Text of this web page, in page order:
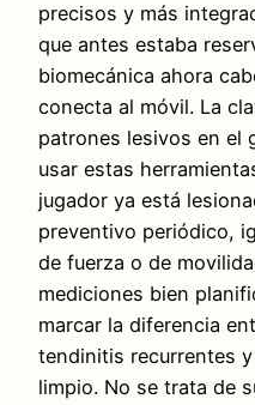
precisos y más
que antes estaba
biomecánica ahora
conecta al móvil. La
patrones lesivos en el
usar estas
jugador ya está
preventivo periódico,
de fuerza o de
mediciones bien
marcar la diferencia
tendinitis recurrentes
limpio. No se trata de